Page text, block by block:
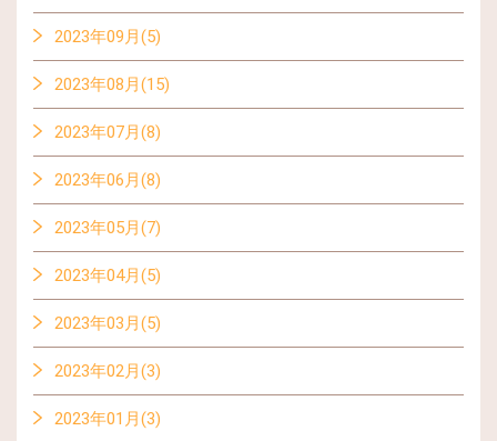
2023年09月(5)
2023年08月(15)
2023年07月(8)
2023年06月(8)
2023年05月(7)
2023年04月(5)
2023年03月(5)
2023年02月(3)
2023年01月(3)